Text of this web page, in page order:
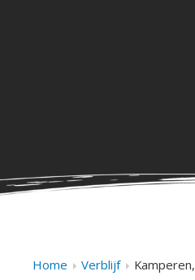
Home Verblijf